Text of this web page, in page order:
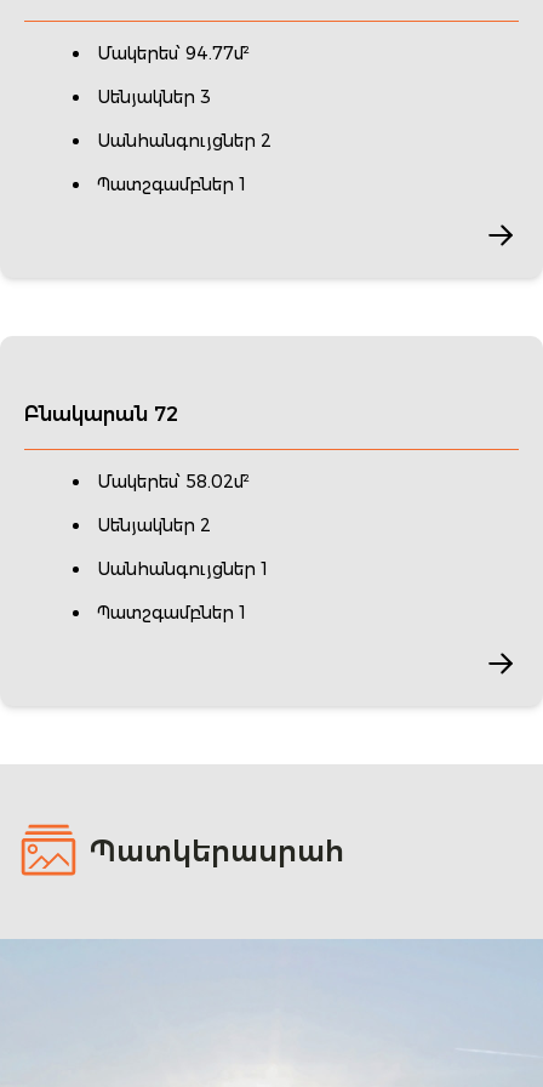
Մակերես՝ 94.77մ²
Սենյակներ 3
Սանհանգույցներ 2
Պատշգամբներ 1
Բնակարան 72
Մակերես՝ 58.02մ²
Սենյակներ 2
Սանհանգույցներ 1
Պատշգամբներ 1
Պատկերասրահ